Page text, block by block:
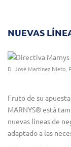
NUEVAS
D. José Martinez Nieto,
Fruto de su
MARNYS® está
nuevas líneas de
adaptado a las